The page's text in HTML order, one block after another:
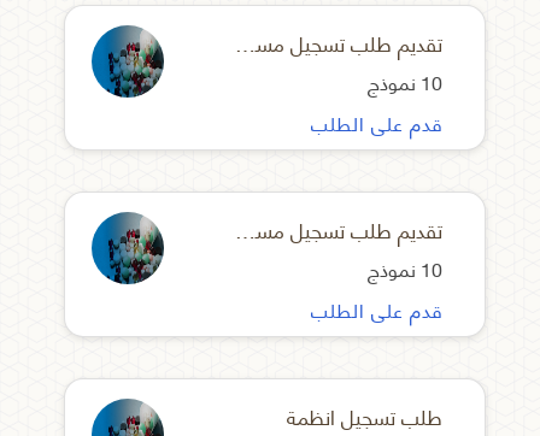
قدم على الطلب
تقديم طلب تسجيل مستلزم طبي محلي
10 نموذج
قدم على الطلب
تقديم طلب تسجيل مستلزم طبي محلي بدون شهادات
10 نموذج
طلب تسجيل انظمة